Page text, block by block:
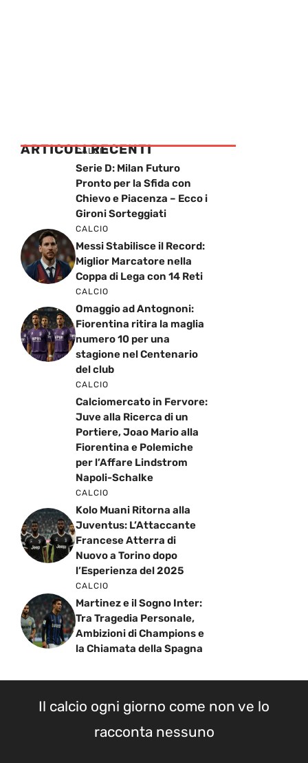
ARTICOLI RECENTI
CALCIO
Serie D: Milan Futuro
Pronto per la Sfida con
Chievo e Piacenza – Ecco i
Gironi Sorteggiati
CALCIO
Messi Stabilisce il Record:
Miglior Marcatore nella
Coppa di Lega con 14 Reti
CALCIO
Omaggio ad Antognoni:
Fiorentina ritira la maglia
numero 10 per una
stagione nel Centenario
del club
CALCIO
Calciomercato in Fervore:
Juve alla Ricerca di un
Portiere, Joao Mario alla
Fiorentina e Polemiche
per l’Affare Lindstrom
Napoli-Schalke
CALCIO
Kolo Muani Ritorna alla
Juventus: L’Attaccante
Francese Atterra di
Nuovo a Torino dopo
l’Esperienza del 2025
CALCIO
Martinez e il Sogno Inter:
Tra Tragedia Personale,
Ambizioni di Champions e
la Chiamata della Spagna
Il calcio ogni giorno come non ve lo
racconta nessuno